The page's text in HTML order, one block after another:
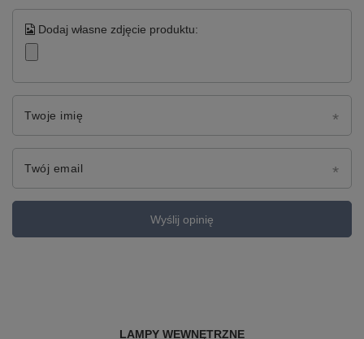
Dodaj własne zdjęcie produktu:
Twoje imię
Twój email
Wyślij opinię
LAMPY WEWNĘTRZNE